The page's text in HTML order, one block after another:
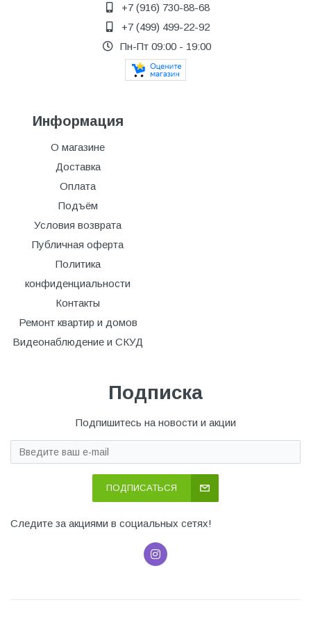
+7 (916) 730-88-68
+7 (499) 499-22-92
Пн-Пт 09:00 - 19:00
Информация
О магазине
Доставка
Оплата
Подъём
Условия возврата
Публичная оферта
Политика
конфиденциальности
Контакты
Ремонт квартир и домов
Видеонаблюдение и СКУД
Подписка
Подпишитесь на новости и акции
ПОДПИСАТЬСЯ
Следите за акциями в социальных сетях!